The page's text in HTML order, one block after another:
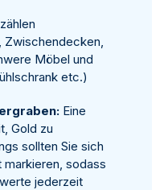
Möbel und
etc.)
Eine
Gold zu
sollten Sie sich
markieren, sodass
jederzeit